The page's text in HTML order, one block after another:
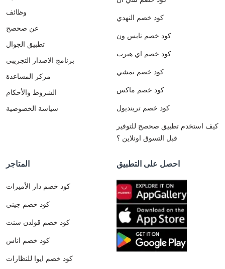
وظائف
عن صحصح
تطبيق الجوال
برنامج الاصدار التجريبي
مركز المساعدة
الشروط والأحكام
سياسة الخصوصية
كود خصم النهدي
كود خصم نايس ون
كود خصم اي هيرب
كود خصم نمشي
كود خصم ماكس
كود خصم ترينديول
كيف استخدم تطبيق صحصح للتوفير
قبل التسوق اونلاين ؟
المتاجر
كود خصم دار الأميرات
كود خصم جيني
كود خصم قولدن سنت
كود خصم اناس
كود خصم ايوا للنظارات
احصل على التطبيق